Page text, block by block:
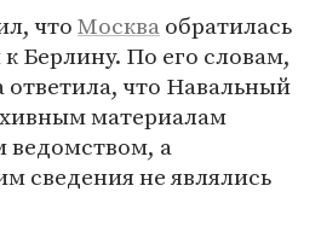
чтоМоскваобратилась
Берлину. По его словам,
ответила, что Навальный
материалам
ведомством, а
сведения не являлись